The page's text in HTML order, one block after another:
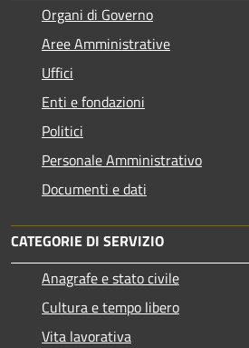
Organi di Governo
Aree Amministrative
Uffici
Enti e fondazioni
Politici
Personale Amministrativo
Documenti e dati
CATEGORIE DI SERVIZIO
Anagrafe e stato civile
Cultura e tempo libero
Vita lavorativa